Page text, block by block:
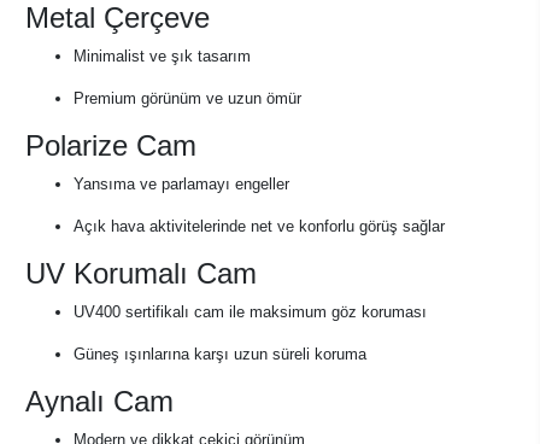
Metal Çerçeve
Minimalist ve şık tasarım
Premium görünüm ve uzun ömür
Polarize Cam
Yansıma ve parlamayı engeller
Açık hava aktivitelerinde net ve konforlu görüş sağlar
UV Korumalı Cam
UV400 sertifikalı cam ile maksimum göz koruması
Güneş ışınlarına karşı uzun süreli koruma
Aynalı Cam
Modern ve dikkat çekici görünüm